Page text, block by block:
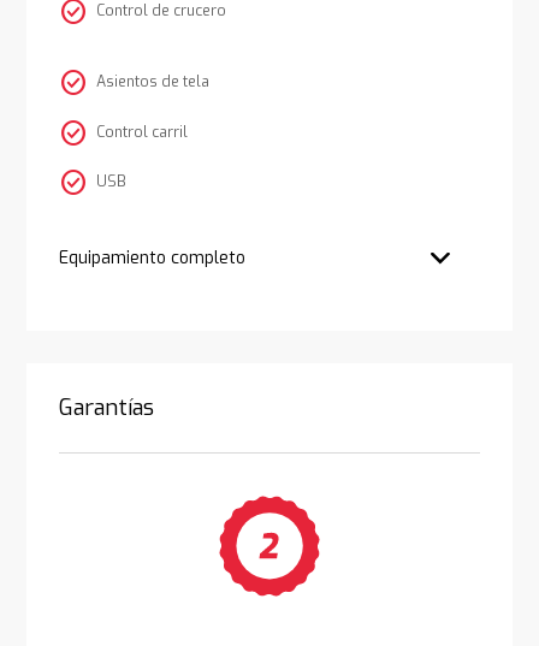
check_circle Control de crucero
check_circle Asientos de tela
check_circle Control carril
check_circle USB
Equipamiento completo
Garantías